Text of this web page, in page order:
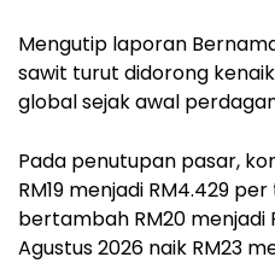
Mengutip laporan
sawit turut didorong
global sejak awal
Pada penutupan pasar,
RM19 menjadi RM4.429
bertambah RM20 menjadi
Agustus 2026 naik RM23